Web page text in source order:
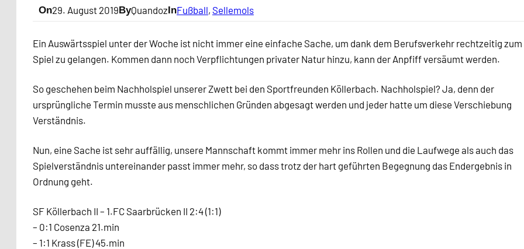
On29. August 2019ByQuandozInFußball, Sellemols
Ein Auswärtsspiel unter der Woche ist nicht immer eine einfache Sache, um dank dem Berufsverkehr rechtzeitig zum
Spiel zu gelangen. Kommen dann noch Verpflichtungen privater Natur hinzu, kann der Anpfiff versäumt werden.
So geschehen beim Nachholspiel unserer Zwett bei den Sportfreunden Köllerbach. Nachholspiel? Ja, denn der
ursprüngliche Termin musste aus menschlichen Gründen abgesagt werden und jeder hatte um diese Verschiebung
Verständnis.
Nun, eine Sache ist sehr auffällig, unsere Mannschaft kommt immer mehr ins Rollen und die Laufwege als auch das
Spielverständnis untereinander passt immer mehr, so dass trotz der hart geführten Begegnung das Endergebnis in
Ordnung geht.
SF Köllerbach II – 1.FC Saarbrücken II 2:4 (1:1)
– 0:1 Cosenza 21.min
– 1:1 Krass (FE) 45.min